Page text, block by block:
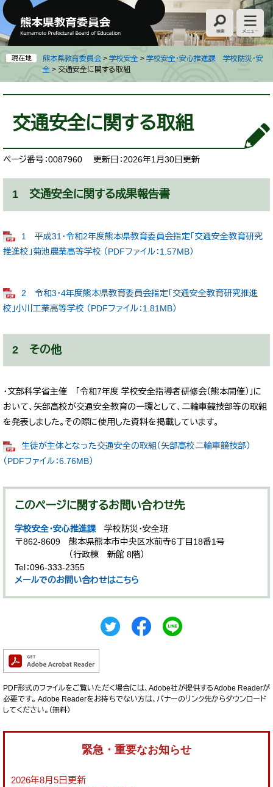
ペ
ー
ジ
の
先
で
す
メ
ニ
ュ
ー
を
ば
し
へ
現在地 熊本県教育委員会 > 学校安全 > 学校安全・安心推進課 学校防災・安
全 > 交通安全に関する取組
交通安全に関する取組
ページ番号：0087960 更新日：2026年1月30日更新
1 交通安全に関する成果報告書
1 平成31・令和2年度熊本県教育委員会指定「交通安全教育研究
推進校」菊池農業高等学校 （PDFファイル：1.57MB）
2 令和3・4年度熊本県教育委員会指定「交通安全教育研究推進
校」小川工業高等学校 （PDFファイル：1.81MB）
2 その他
・文部科学省主催 「令和7年度 学校安全指導者研修会（熊本開催）」に
おいて、矢部高校が交通安全教育の一環として、二輪車競技部等の取組
を発表しました。その際に使用した資料を掲載しています。
生徒が主体となった交通安全の取組（矢部高校二輪車競技部）
（PDFファイル：6.76MB）
このページに関するお問い合わせ先
学校安全・安心推進課
学校防災・安全班
〒862-8609
熊本県熊本市中央区水前寺6丁目18番1号
（行政棟 新館 8階）
Tel：096-333-2355
メールでのお問い合わせはこちら
PDF形式のファイルをご覧いただく場合には、Adobe社が提供するAdobe Readerが
必要です。 Adobe Readerをお持ちでない方は、バナーのリンク先からダウンロード
してください。（無料）
緊急・重要なお知らせ
2026年8月5日更新